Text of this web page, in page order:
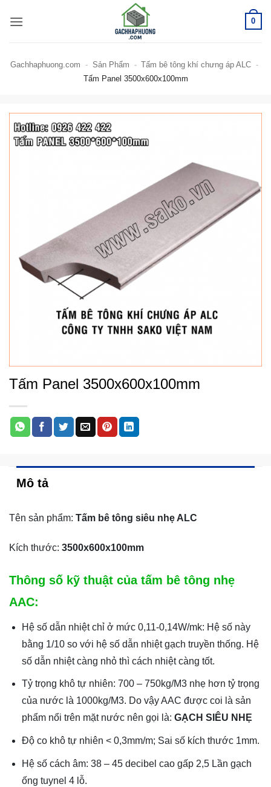
qua
0
Gachhaphuong.com - Sản Phẩm - Tấm bê tông khí chưng áp ALC -
Tấm Panel 3500x600x100mm
Tấm Panel 3500x600x100mm
Mô tả
Tên sản phẩm: Tấm bê tông siêu nhẹ ALC
Kích thước: 3500x600x100mm
Thông số kỹ thuật của tấm bê tông nhẹ
AAC:
Hệ số dẫn nhiệt chỉ ở mức 0,11-0,14W/mk: Hệ số này
bằng 1/10 so với hệ số dẫn nhiệt gạch truyền thống. Hệ
số dẫn nhiệt càng nhỏ thì cách nhiệt càng tốt.
Tỷ trọng khô tự nhiên: 700 – 750kg/M3 nhẹ hơn tỷ trọng
của nước là 1000kg/M3. Do vậy AAC được coi là sản
phẩm nổi trên mặt nước nên gọi là: GẠCH SIÊU NHẸ
Độ co khô tự nhiên < 0,3mm/m; Sai số kích thước 1mm.
Hệ số cách âm: 38 – 45 decibel cao gấp 2,5 Lần gạch
ống tuynel 4 lỗ.